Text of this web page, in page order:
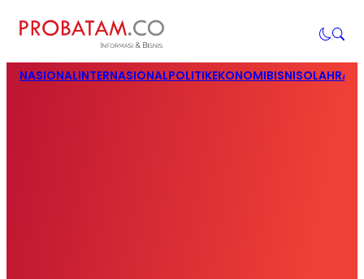
NASIONALINTERNASIONALPOLITIKEKONOMIBISNIS